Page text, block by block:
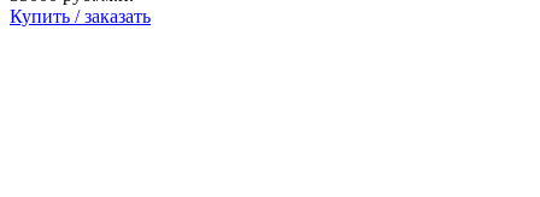
Купить / заказать